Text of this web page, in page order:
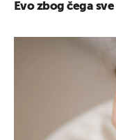
Evo zbog čega